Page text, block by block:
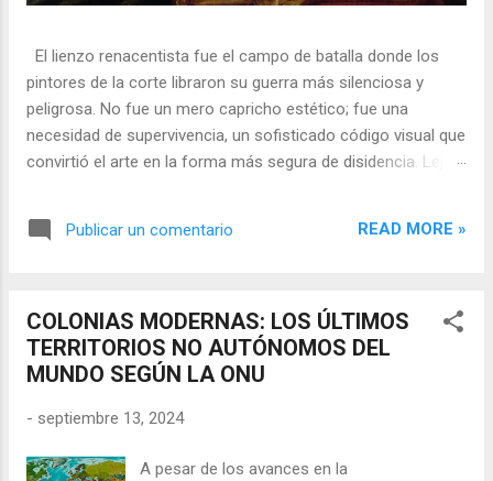
El lienzo renacentista fue el campo de batalla donde los
pintores de la corte libraron su guerra más silenciosa y
peligrosa. No fue un mero capricho estético; fue una
necesidad de supervivencia, un sofisticado código visual que
convirtió el arte en la forma más segura de disidencia. Lejos
artistas eran agentes dobles, equilibrando su necesidad de
mecenazgo real con la obligación de preservar su integridad
pintores encontraron en los símbolos, las distorsiones y los
objetos cotidianos un lenguaje cifrado capaz de eludir a los
censores y desafiar al trono. 🎭 La arquitectura del engaño
sino un objeto tridimensional y multifacético. Los pintores
de la corte eran los agentes dobles definitivos, y dominaban
Publicar un comentario READ MORE »
COLONIAS MODERNAS: LOS ÚLTIMOS
TERRITORIOS NO AUTÓNOMOS DEL
MUNDO SEGÚN LA ONU
- septiembre 13, 2024
A pesar de los avances en la